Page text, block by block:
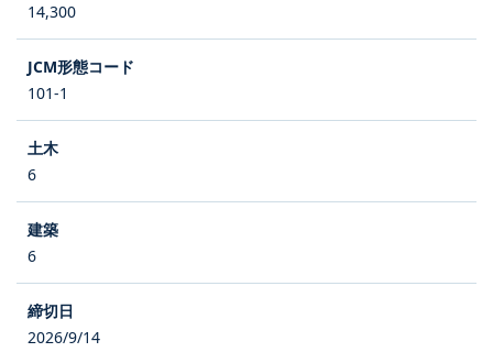
14,300
101-1
6
6
2026/9/14